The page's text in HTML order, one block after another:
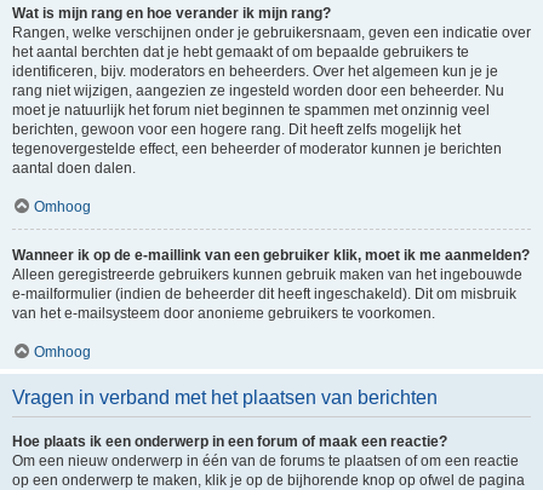
Wat is mijn rang en hoe verander ik mijn rang?
Rangen, welke verschijnen onder je gebruikersnaam, geven een indicatie over
het aantal berchten dat je hebt gemaakt of om bepaalde gebruikers te
identificeren, bijv. moderators en beheerders. Over het algemeen kun je je
rang niet wijzigen, aangezien ze ingesteld worden door een beheerder. Nu
moet je natuurlijk het forum niet beginnen te spammen met onzinnig veel
berichten, gewoon voor een hogere rang. Dit heeft zelfs mogelijk het
tegenovergestelde effect, een beheerder of moderator kunnen je berichten
aantal doen dalen.
Omhoog
Wanneer ik op de e-maillink van een gebruiker klik, moet ik me aanmelden?
Alleen geregistreerde gebruikers kunnen gebruik maken van het ingebouwde
e-mailformulier (indien de beheerder dit heeft ingeschakeld). Dit om misbruik
van het e-mailsysteem door anonieme gebruikers te voorkomen.
Omhoog
Vragen in verband met het plaatsen van berichten
Hoe plaats ik een onderwerp in een forum of maak een reactie?
Om een nieuw onderwerp in één van de forums te plaatsen of om een reactie
op een onderwerp te maken, klik je op de bijhorende knop op ofwel de pagina